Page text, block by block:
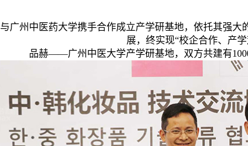
与广州中医药大学携手合作成立产学研基地，依托其强
展，终实现“校企合作、产学
品赫——广州中医大学产学研基地，双方共建有